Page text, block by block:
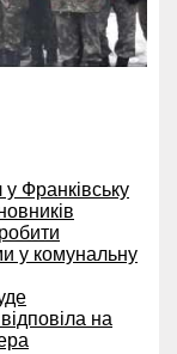
Франківську
у комунальну
на